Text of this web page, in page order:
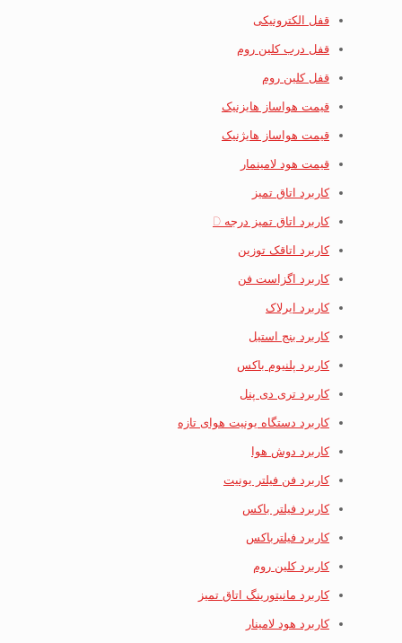
قفل الکترونیکی
قفل درب کلین روم
قفل کلین روم
قیمت هواساز هایزنیک
قیمت هواساز هایژنیک
قیمت هود لامینمار
کاربرد اتاق تمیز
کاربرد اتاق تمیز درجه D
کاربرد اتاقک توزین
کاربرد اگزاست فن
کاربرد ایرلاک
کاربرد بنج استیل
کاربرد پلنیوم باکس
کاربرد تری دی پنل
کاربرد دستگاه یونیت هوای تازه
کاربرد دوش هوا
کاربرد فن فیلتر یونیت
کاربرد فیلتر باکس
کاربرد فیلترباکس
کاربرد کلین روم
کاربرد مانیتورینگ اتاق تمیز
کاربرد هود لامینار